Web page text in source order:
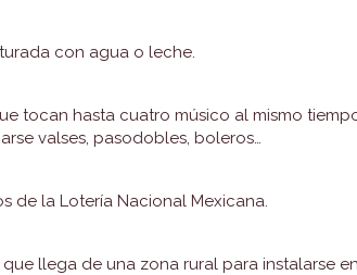
con agua o leche.
tocan hasta cuatro músico al mismo
valses, pasodobles, boleros…
de la Lotería Nacional Mexicana.
llega de una zona rural para instalarse